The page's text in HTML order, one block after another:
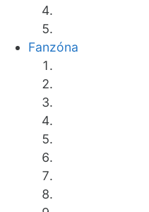
Fanzóna